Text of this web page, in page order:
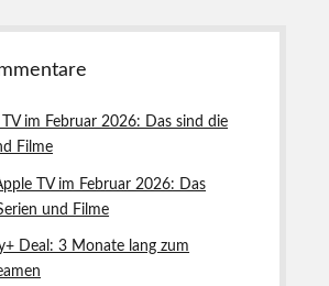
im Februar 2026: Das sind die
Filme
TV im Februar 2026: Das
und Filme
Deal: 3 Monate lang zum